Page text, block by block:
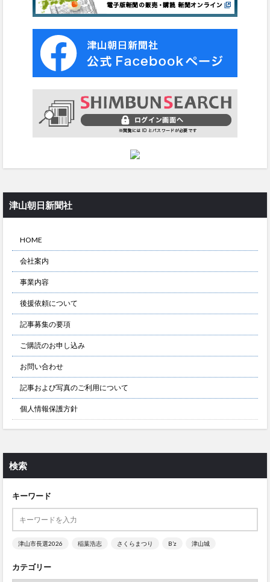
津山朝日新聞社
HOME
会社案内
事業内容
後援依頼について
記事募集の要項
ご購読のお申し込み
お問い合わせ
記事および写真のご利用について
個人情報保護方針
検索
キーワード
津山市長選2026 稲葉浩志 さくらまつり B’z 津山城
カテゴリー